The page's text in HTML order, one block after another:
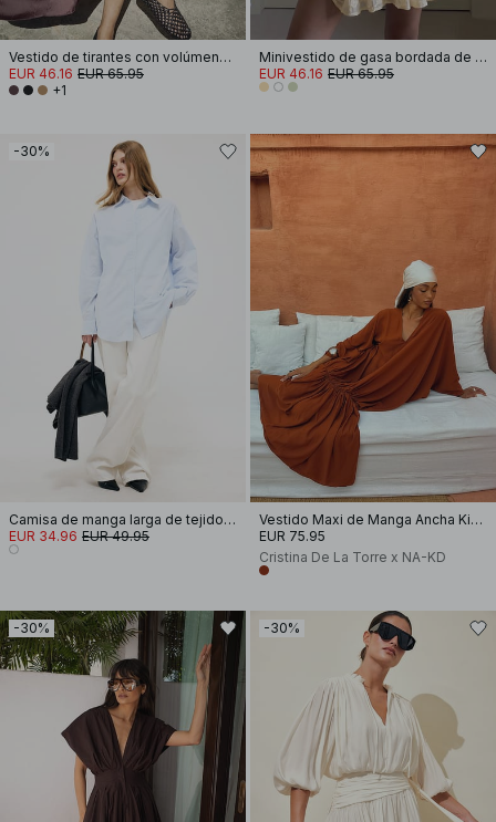
Vestido de tirantes con volúmenes fruncidos
EUR 46.16 EUR 65.95
+1
Minivestido de gasa bordada de manga larga
EUR 46.16 EUR 65.95
-30%
Camisa de manga larga de tejido seersucker
EUR 34.96 EUR 49.95
Vestido Maxi de Manga Ancha Kimono
EUR 75.95
Cristina De La Torre x NA-KD
-30% -30%